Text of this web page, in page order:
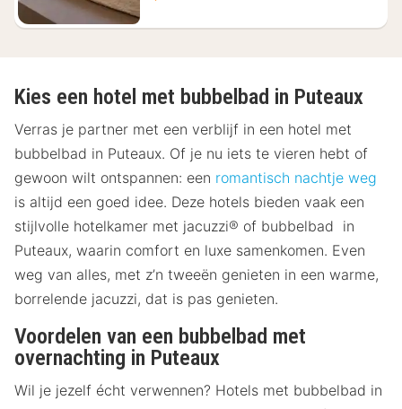
Kies een hotel met bubbelbad in Puteaux
Verras je partner met een verblijf in een hotel met
bubbelbad in Puteaux. Of je nu iets te vieren hebt of
gewoon wilt ontspannen: een romantisch nachtje weg
is altijd een goed idee. Deze hotels bieden vaak een
stijlvolle hotelkamer met jacuzzi® of bubbelbad in
Puteaux, waarin comfort en luxe samenkomen. Even
weg van alles, met z’n tweeën genieten in een warme,
borrelende jacuzzi, dat is pas genieten.
Voordelen van een bubbelbad met
overnachting in Puteaux
Wil je jezelf écht verwennen? Hotels met bubbelbad in